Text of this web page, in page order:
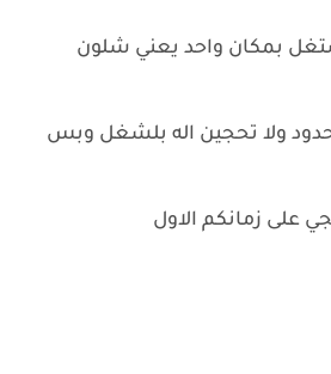
بمكان واحد يعني شلون
حدود ولا تحجين اله بلشغل وبس
على زمانكم الاول